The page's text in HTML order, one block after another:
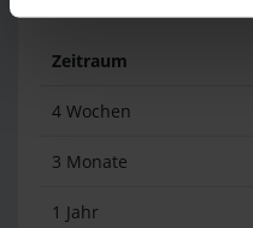
Zeitraum
4 Wochen
3 Monate
1 Jahr